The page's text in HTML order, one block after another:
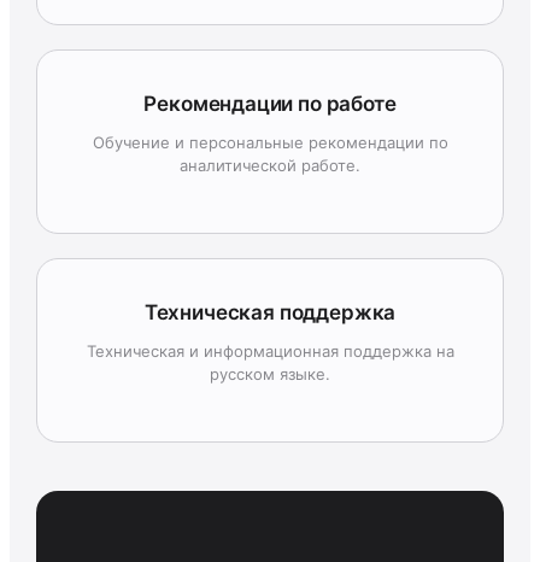
Рекомендации по работе
Обучение и персональные рекомендации по
аналитической работе.
Техническая поддержка
Техническая и информационная поддержка на
русском языке.